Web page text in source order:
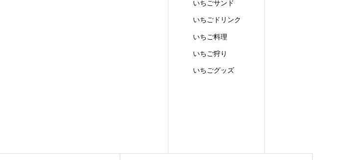
いちごサンド
いちごドリンク
いちご料理
いちご狩り
いちごグッズ